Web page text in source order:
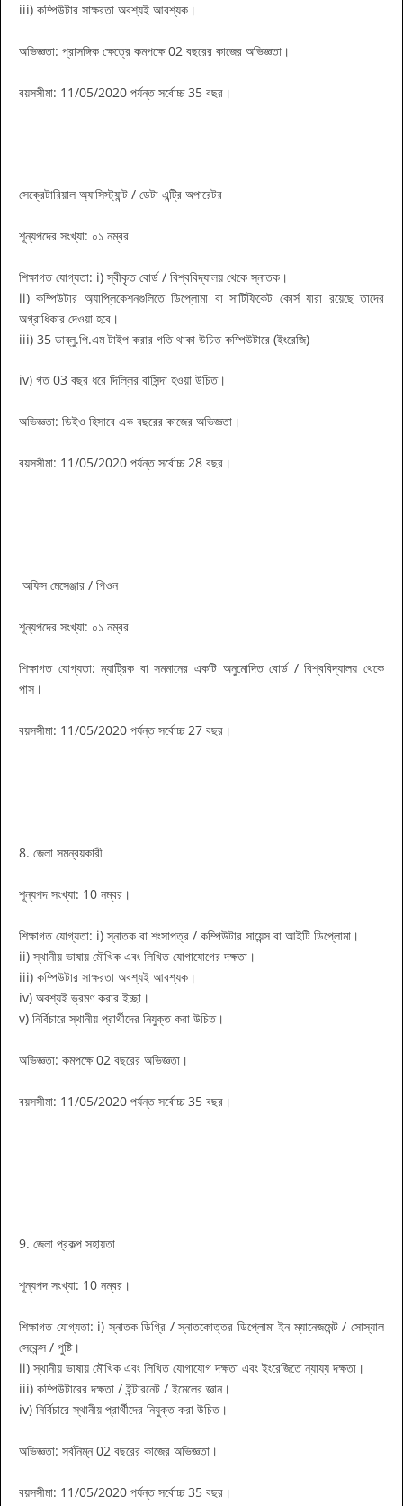
iii) কম্পিউটার সাক্ষরতা অবশ্যই আবশ্যক।
অভিজ্ঞতা: প্রাসঙ্গিক ক্ষেত্রে কমপক্ষে 02 বছরের কাজের অভিজ্ঞতা।
বয়সসীমা: 11/05/2020 পর্যন্ত সর্বোচ্চ 35 বছর।
সেক্রেটারিয়াল অ্যাসিস্ট্যান্ট / ডেটা এন্ট্রি অপারেটর
শূন্যপদের সংখ্যা: ০১ নম্বর
শিক্ষাগত যোগ্যতা: i) স্বীকৃত বোর্ড / বিশ্ববিদ্যালয় থেকে স্নাতক।
ii) কম্পিউটার অ্যাপ্লিকেশনগুলিতে ডিপ্লোমা বা সার্টিফিকেট কোর্স যারা রয়েছে তাদের
অগ্রাধিকার দেওয়া হবে।
iii) 35 ডাব্লু.পি.এম টাইপ করার গতি থাকা উচিত কম্পিউটারে (ইংরেজি)
iv) গত 03 বছর ধরে দিল্লির বাসিন্দা হওয়া উচিত।
অভিজ্ঞতা: ডিইও হিসাবে এক বছরের কাজের অভিজ্ঞতা।
বয়সসীমা: 11/05/2020 পর্যন্ত সর্বোচ্চ 28 বছর।
অফিস মেসেঞ্জার / পিওন
শূন্যপদের সংখ্যা: ০১ নম্বর
শিক্ষাগত যোগ্যতা: ম্যাট্রিক বা সমমানের একটি অনুমোদিত বোর্ড / বিশ্ববিদ্যালয় থেকে
পাস।
বয়সসীমা: 11/05/2020 পর্যন্ত সর্বোচ্চ 27 বছর।
8. জেলা সমন্বয়কারী
শূন্যপদ সংখ্যা: 10 নম্বর।
শিক্ষাগত যোগ্যতা: i) স্নাতক বা শংসাপত্র / কম্পিউটার সায়েন্স বা আইটি ডিপ্লোমা।
ii) স্থানীয় ভাষায় মৌখিক এবং লিখিত যোগাযোগের দক্ষতা।
iii) কম্পিউটার সাক্ষরতা অবশ্যই আবশ্যক।
iv) অবশ্যই ভ্রমণ করার ইচ্ছা।
v) নির্বিচারে স্থানীয় প্রার্থীদের নিযুক্ত করা উচিত।
অভিজ্ঞতা: কমপক্ষে 02 বছরের অভিজ্ঞতা।
বয়সসীমা: 11/05/2020 পর্যন্ত সর্বোচ্চ 35 বছর।
9. জেলা প্রকল্প সহায়তা
শূন্যপদ সংখ্যা: 10 নম্বর।
শিক্ষাগত যোগ্যতা: i) স্নাতক ডিগ্রি / স্নাতকোত্তর ডিপ্লোমা ইন ম্যানেজমেন্ট / সোস্যাল
সেকেন্স / পুষ্টি।
ii) স্থানীয় ভাষায় মৌখিক এবং লিখিত যোগাযোগ দক্ষতা এবং ইংরেজিতে ন্যায্য দক্ষতা।
iii) কম্পিউটারের দক্ষতা / ইন্টারনেট / ইমেলের জ্ঞান।
iv) নির্বিচারে স্থানীয় প্রার্থীদের নিযুক্ত করা উচিত।
অভিজ্ঞতা: সর্বনিম্ন 02 বছরের কাজের অভিজ্ঞতা।
বয়সসীমা: 11/05/2020 পর্যন্ত সর্বোচ্চ 35 বছর।